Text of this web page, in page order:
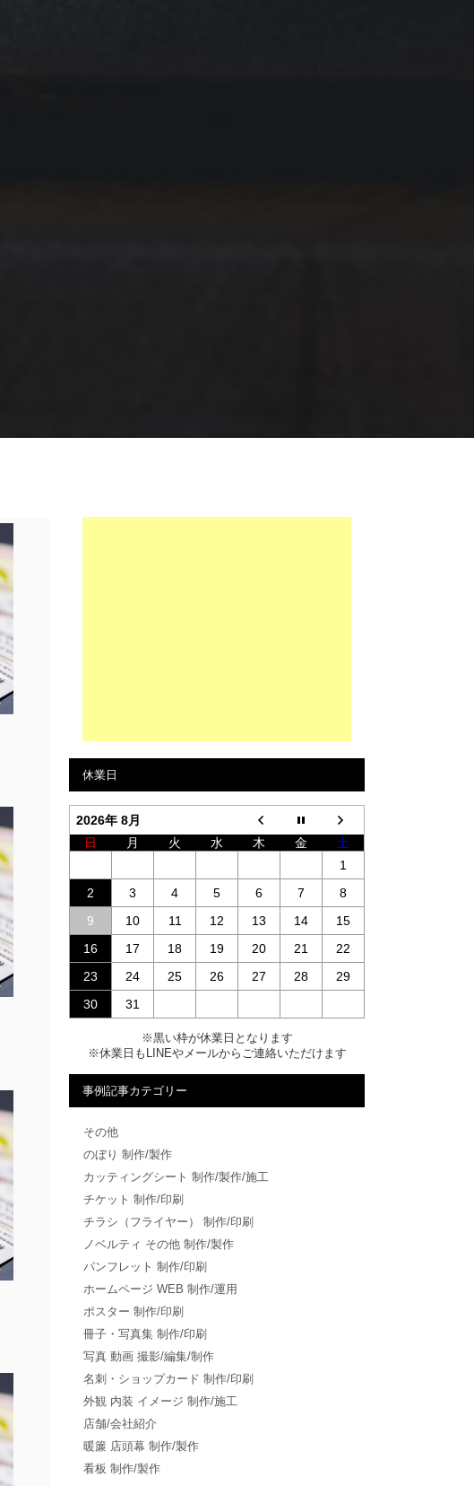
休業日
2026年 8月
日
月 火 水 木 金
土
1
2
3 4 5 6 7
8
9
10 11 12 13 14
15
16
17 18 19 20 21
22
23
24 25 26 27 28
29
30
31
※黒い枠が休業日となります
※休業日もLINEやメールからご連絡いただけます
事例記事カテゴリー
その他
のぼり 制作/製作
カッティングシート 制作/製作/施工
チケット 制作/印刷
チラシ（フライヤー） 制作/印刷
ノベルティ その他 制作/製作
パンフレット 制作/印刷
ホームページ WEB 制作/運用
ポスター 制作/印刷
冊子・写真集 制作/印刷
写真 動画 撮影/編集/制作
名刺・ショップカード 制作/印刷
外観 内装 イメージ 制作/施工
店舗/会社紹介
暖簾 店頭幕 制作/製作
看板 制作/製作